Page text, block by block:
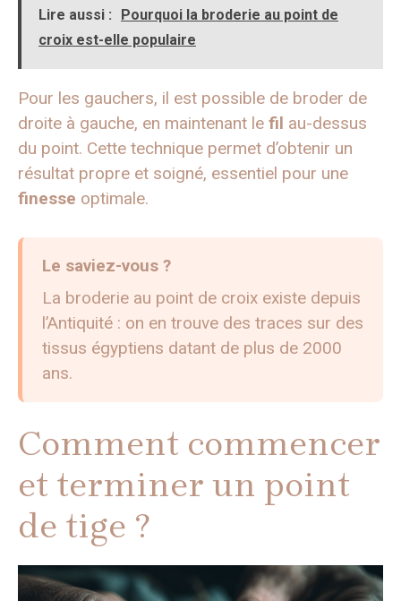
Lire aussi :
Pourquoi la broderie au point de
croix est-elle populaire
Pour les gauchers, il est possible de broder de
droite à gauche, en maintenant le fil au-dessus
du point. Cette technique permet d’obtenir un
résultat propre et soigné, essentiel pour une
finesse optimale.
Le saviez-vous ?
La broderie au point de croix existe depuis
l’Antiquité : on en trouve des traces sur des
tissus égyptiens datant de plus de 2000
ans.
Comment commencer
et terminer un point
de tige ?